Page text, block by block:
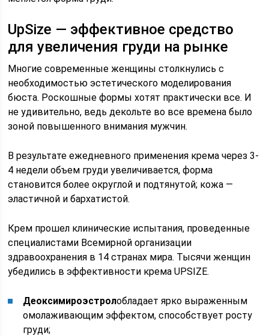
UpSize — эффективное средство
для увеличения груди на рынке
Многие современные женщины столкнулись с
необходимостью эстетического моделирования
бюста. Роскошные формы хотят практически все. И
не удивительно, ведь декольте во все времена было
зоной повышенного внимания мужчин.
В результате ежедневного применения крема через 3-
4 недели объем груди увеличивается, форма
становится более округлой и подтянутой; кожа —
эластичной и бархатистой.
Крем прошел клинические испытания, проведенные
специалистами Всемирной организации
здравоохранения в 14 странах мира. Тысячи женщин
убедились в эффективности крема UPSIZE.
Деоксимироэстролобладает ярко выраженным
омолаживающим эффектом, способствует росту
груди;